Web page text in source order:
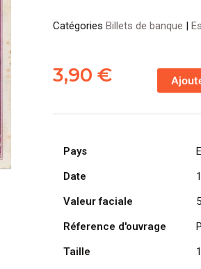
Catégories Billets de banque |
3,90 €
de
ESPAGNE
de
série
Pays
Date
Valeur faciale
Réference d'ouvrage
Taille